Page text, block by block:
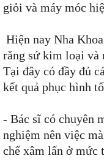
giỏi và máy móc
Hiện nay Nha
răng sứ kim loại và
Tại đây có đầy đủ
kết quả phục hình
- Bác sĩ có chuyên
nghiệm nên việc
chế xâm lấn ở mức